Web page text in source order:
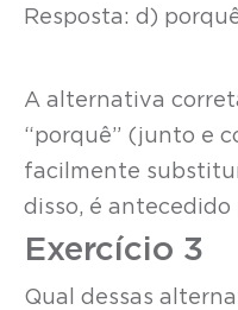
Resposta: d)
A alternativa
“porquê” (junto e
facilmente
disso, é
Exercício 3
Qual dessas